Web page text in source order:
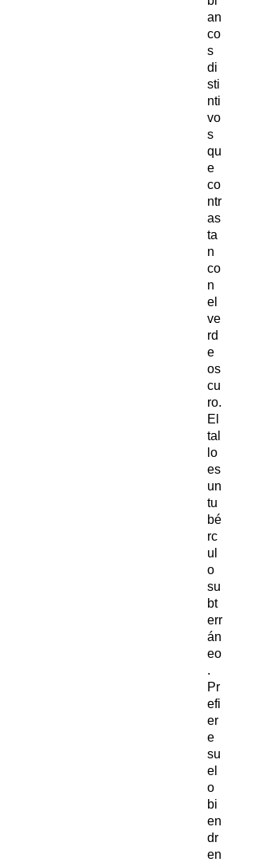
an
co
s
di
sti
nti
vo
s
qu
e
co
ntr
as
ta
n
co
n
el
ve
rd
e
os
cu
ro.
El
tal
lo
es
un
tu
bé
rc
ul
o
su
bt
err
án
eo
.
Pr
efi
er
e
su
el
o
bi
en
dr
en